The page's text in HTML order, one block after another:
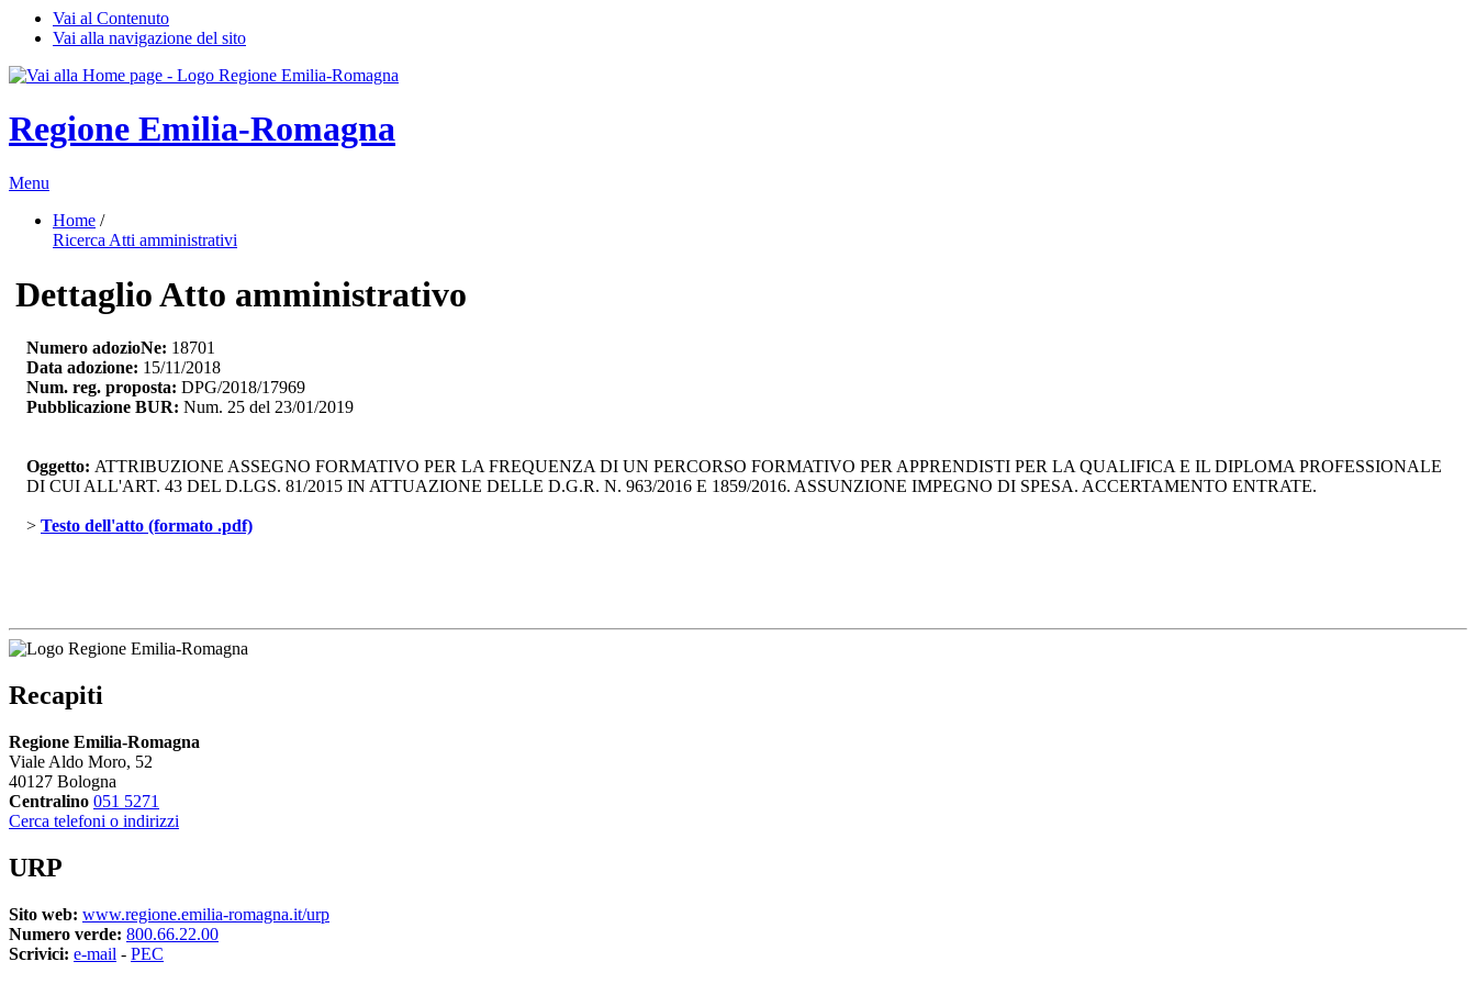
Vai al Contenuto
Vai alla navigazione del sito
Regione Emilia-Romagna
Menu
Home /
Ricerca Atti amministrativi
Dettaglio Atto amministrativo
Numero adozioNe: 18701
Data adozione: 15/11/2018
Num. reg. proposta: DPG/2018/17969
Pubblicazione BUR: Num. 25 del 23/01/2019
Oggetto: ATTRIBUZIONE ASSEGNO FORMATIVO PER LA FREQUENZA DI UN PERCORSO FORMATIVO PER APPRENDISTI PER LA QUALIFICA E IL DIPLOMA PROFESSIONALE
DI CUI ALL'ART. 43 DEL D.LGS. 81/2015 IN ATTUAZIONE DELLE D.G.R. N. 963/2016 E 1859/2016. ASSUNZIONE IMPEGNO DI SPESA. ACCERTAMENTO ENTRATE.
> Testo dell'atto (formato .pdf)
Recapiti
Regione Emilia-Romagna
Viale Aldo Moro, 52
40127 Bologna
Centralino 051 5271
Cerca telefoni o indirizzi
URP
Sito web: www.regione.emilia-romagna.it/urp
Numero verde: 800.66.22.00
Scrivici: e-mail - PEC